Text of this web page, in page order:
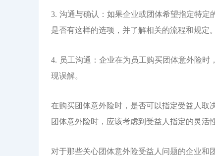
3. 沟通与确认：如果企业或团体希望指定特定
是否有这样的选项，并了解相关的流程和规定。
4. 员工沟通：企业在为员工购买团体意外险时
现误解。
在购买团体意外险时，是否可以指定受益人取
团体意外险时，应该考虑到受益人指定的灵活
对于那些关心团体意外险受益人问题的企业和